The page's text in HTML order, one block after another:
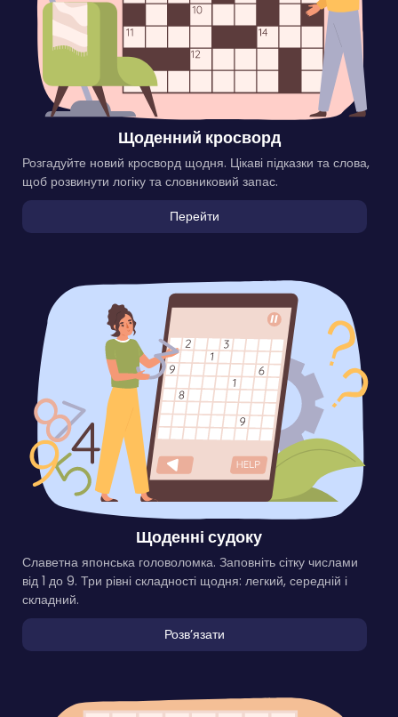
Щоденний кросворд
Розгадуйте новий кросворд щодня. Цікаві підказки та слова,
щоб розвинути логіку та словниковий запас.
Перейти
Щоденні судоку
Славетна японська головоломка. Заповніть сітку числами
від 1 до 9. Три рівні складності щодня: легкий, середній і
складний.
Розвʼязати